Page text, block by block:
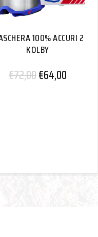
100% ACCURI 2
KOLBY
€72,00€64,00